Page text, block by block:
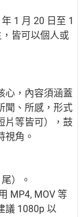
1 月 20 日至 1
皆可以個人或
心，內容須涵蓋
聞、所感，形式
片等皆可），鼓
視角。
）。
MP4, MOV 等
議 1080p 以